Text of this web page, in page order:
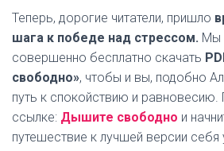
Теперь, дорогие читатели, пришло
шага к победе над стрессом. Мы
совершенно бесплатно скачать
свободно», чтобы и вы, подобно
путь к спокойствию и равновесию.
ссылке: Дышите свободно и
путешествие к лучшей версии себя